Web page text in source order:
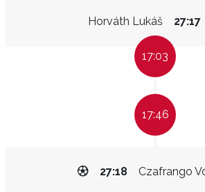
Horváth Lukáš 27:17
17:03
17:46
Czafrango
27:18